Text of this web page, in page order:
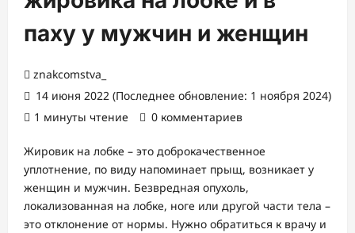
паху у мужчин и женщин
znakcomstva_
14 июня 2022 (Последнее обновление: 1 ноября 2024)
1 минуты чтение
0 комментариев
Жировик на лобке – это доброкачественное
уплотнение, по виду напоминает прыщ, возникает у
женщин и мужчин. Безвредная опухоль,
локализованная на лобке, ноге или другой части тела –
это отклонение от нормы. Нужно обратиться к врачу и